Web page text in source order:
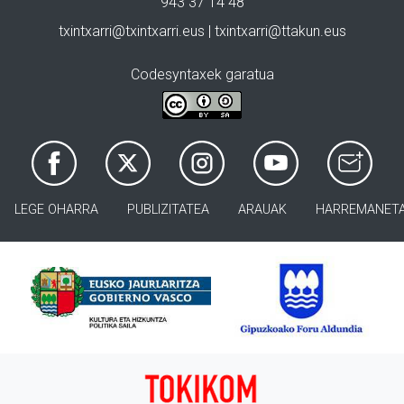
txintxarri@txintxarri.eus | txintxarri@ttakun.eus
Codesyntaxek garatua
LEGE OHARRA PUBLIZITATEA ARAUAK